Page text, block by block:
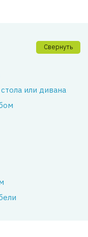
Свернуть
или дивана